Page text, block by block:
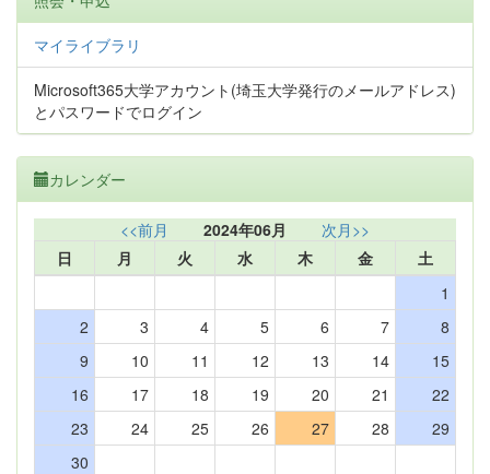
マイライブラリ
Microsoft365大学アカウント(埼玉大学発行のメールアドレス)
とパスワードでログイン
カレンダー
<<前月 2024年06月
次月>>
日
月 火 水 木 金
土
1
2
3 4 5 6 7
8
9
10 11 12 13 14
15
16
17 18 19 20 21
22
23
24 25 26 27 28
29
30